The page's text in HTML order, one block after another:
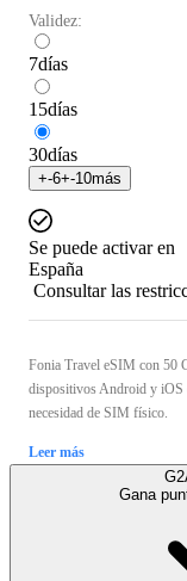
Validez:
7días
15días
30días
+-6+-10más
Se puede activar en
España
Consultar las
Fonia Travel eSIM con 50
dispositivos Android y iOS
necesidad de SIM físico.
Leer más
Gana